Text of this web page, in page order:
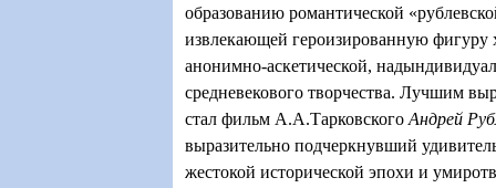
образованию романтической
извлекающей героизированную фигуру
анонимно-аскетической,
средневекового творчества. Лучшим
стал фильм А.А.Тарковского Андрей
выразительно подчеркнувший
жестокой исторической эпохи и